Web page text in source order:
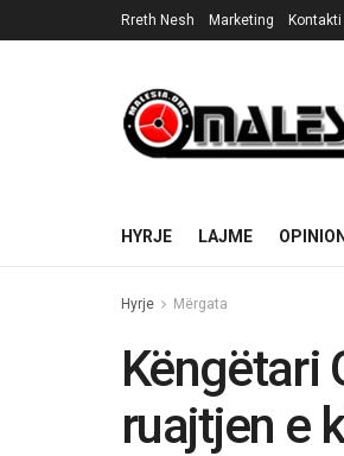
Rreth Nesh Marketing Kontakti
HYRJE LAJME
Hyrje Mërgata
Këngëtari
ruajtjen e